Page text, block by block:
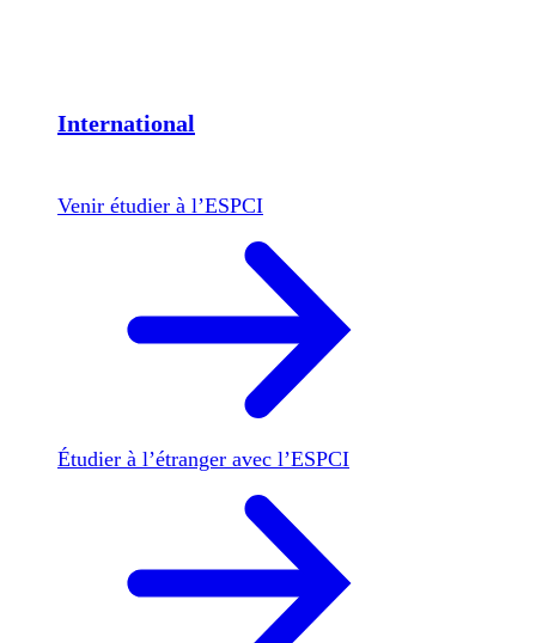
International
Venir étudier à l’ESPCI
Étudier à l’étranger avec l’ESPCI